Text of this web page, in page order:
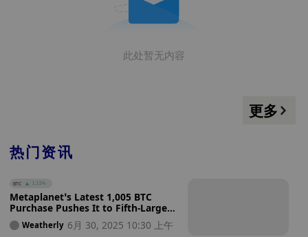
此处暂无内容
更多
热门资讯
BTC 1.11%
Metaplanet’s Latest 1,005 BTC
Purchase Pushes It to Fifth-Largest
Corporate Bitcoin Holder with
Ambition to Accelerate Buying
Weatherly 6月 30, 2025 10:30 上午